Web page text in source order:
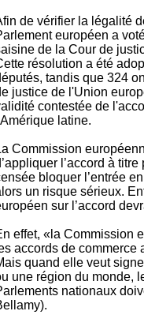
de vérifier la légalité
européen a
de la Cour de
résolution a été
tandis que 324
justice de l'Union
contestée de
latine.
Commission
l’accord à
bloquer l’entrée
un risque sérieux.
sur l’accord
effet, «la Commission
accords de commerce
quand elle veut
une région du monde,
nationaux